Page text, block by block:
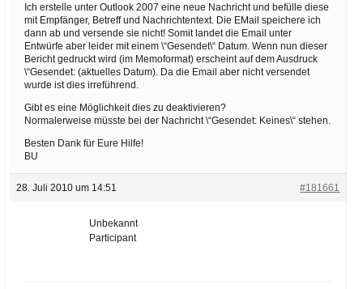
Ich erstelle unter Outlook 2007 eine neue Nachricht und befülle diese
mit Empfänger, Betreff und Nachrichtentext. Die EMail speichere ich
dann ab und versende sie nicht! Somit landet die Email unter
Entwürfe aber leider mit einem \“Gesendet\“ Datum. Wenn nun dieser
Bericht gedruckt wird (im Memoformat) erscheint auf dem Ausdruck
\“Gesendet: (aktuelles Datum). Da die Email aber nicht versendet
wurde ist dies irreführend.
Gibt es eine Möglichkeit dies zu deaktivieren?
Normalerweise müsste bei der Nachricht \“Gesendet: Keines\“ stehen.
Besten Dank für Eure Hilfe!
BU
28. Juli 2010 um 14:51 #181661
Unbekannt
Participant